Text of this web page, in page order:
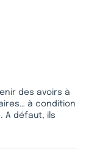
des avoirs à
à condition
A défaut, ils